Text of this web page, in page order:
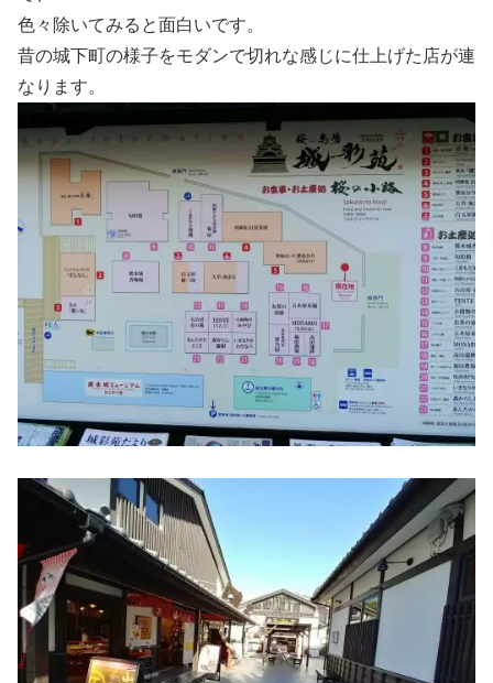
色々除いてみると面白いです。
昔の城下町の様子をモダンで切れな感じに仕上げた店が連
なります。